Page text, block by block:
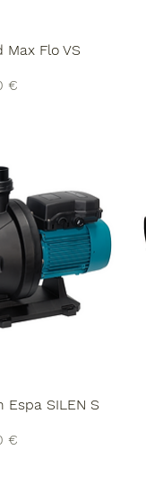
Max Flo VS
€
SILEN S
€